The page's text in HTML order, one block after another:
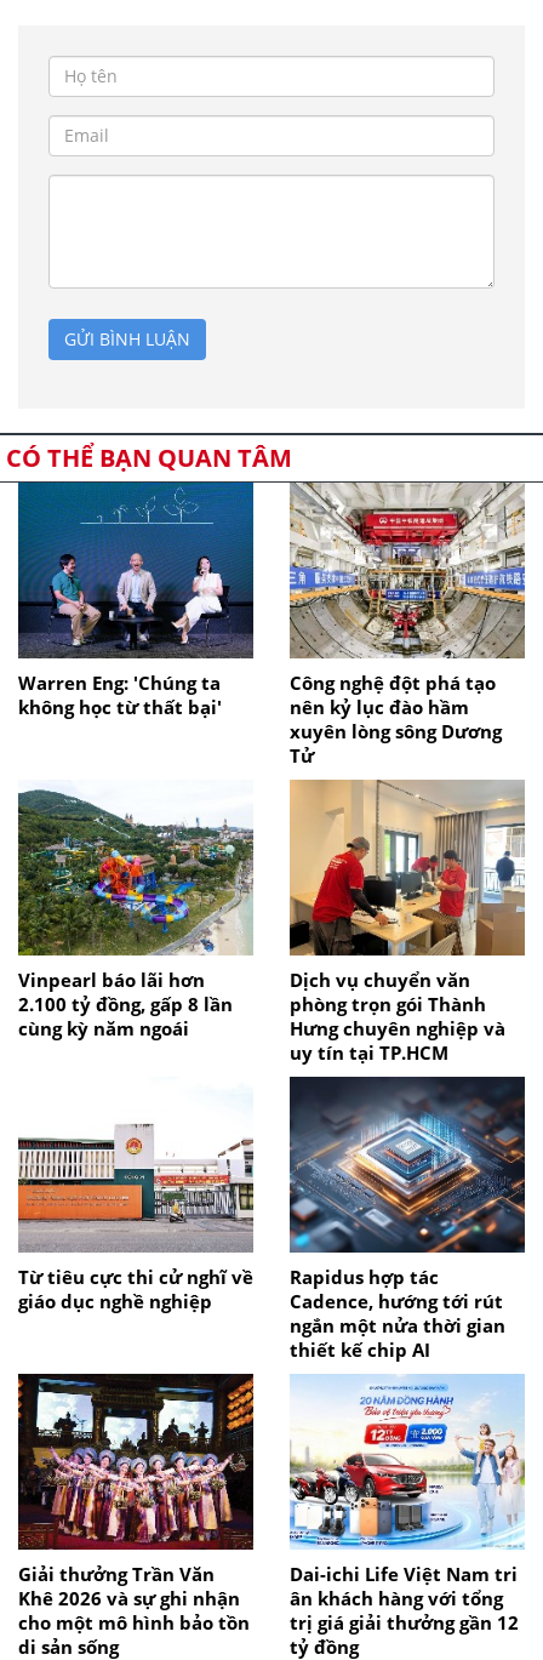
GỬI BÌNH LUẬN
CÓ THỂ BẠN QUAN TÂM
Warren Eng: 'Chúng ta
không học từ thất bại'
Công nghệ đột phá tạo
nên kỷ lục đào hầm
xuyên lòng sông Dương
Tử
Vinpearl báo lãi hơn
2.100 tỷ đồng, gấp 8 lần
cùng kỳ năm ngoái
Dịch vụ chuyển văn
phòng trọn gói Thành
Hưng chuyên nghiệp và
uy tín tại TP.HCM
Từ tiêu cực thi cử nghĩ về
giáo dục nghề nghiệp
Rapidus hợp tác
Cadence, hướng tới rút
ngắn một nửa thời gian
thiết kế chip AI
Giải thưởng Trần Văn
Khê 2026 và sự ghi nhận
cho một mô hình bảo tồn
di sản sống
Dai-ichi Life Việt Nam tri
ân khách hàng với tổng
trị giá giải thưởng gần 12
tỷ đồng